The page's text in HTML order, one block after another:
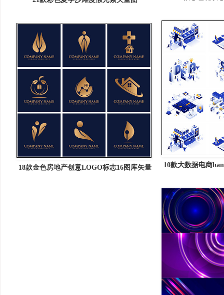
10款大数据电商
18款金色房地产创意LOGO标志16图库矢量